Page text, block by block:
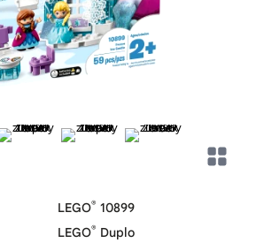
LEGO® 10899
LEGO® Duplo